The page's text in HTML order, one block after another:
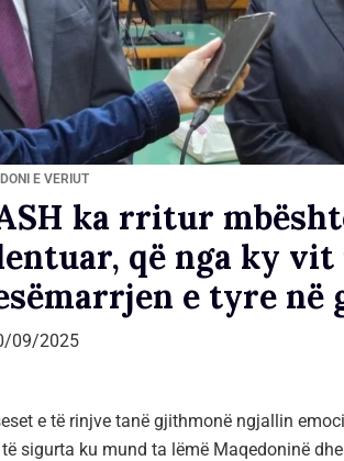
E VERIUT
ka rritur
që nga ky
e tyre në
09/2025
e të rinjve tanë gjithmonë ngjallin
sigurta ku mund ta lëmë Maqedoninë